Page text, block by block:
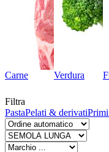
Carne Verdura
Filtra
PastaPelati & derivati